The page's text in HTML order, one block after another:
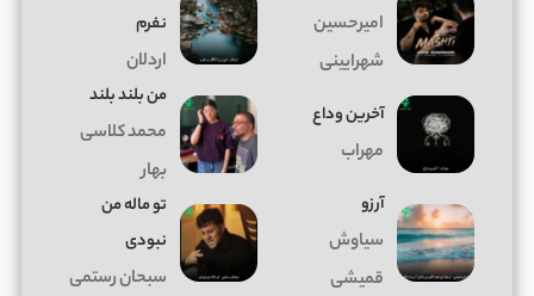
امیرحسین
شهرایینی
نفرم
اردلان
آخرین وداع
مهراب
من بلند بلند
محمد کلاسی
بهار
آرزو
سیاوش
قمیشی
تو ماله من
نبودی
سبحان رستمی